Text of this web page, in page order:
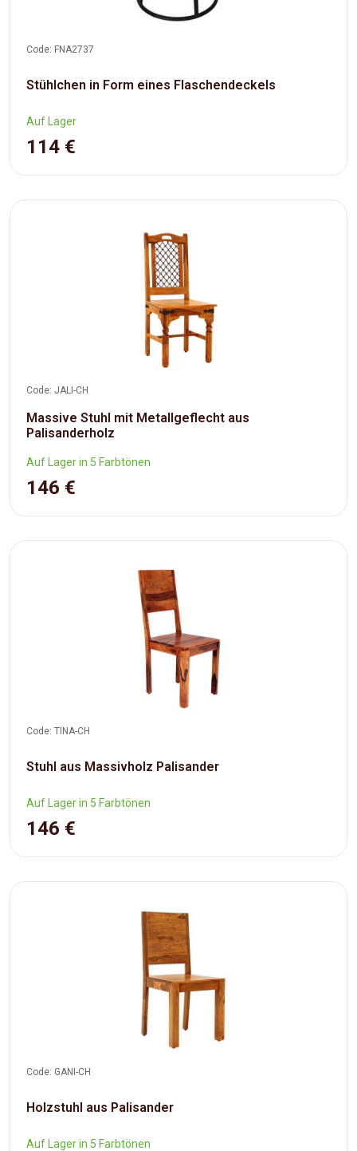
Code: FNA2737
Stühlchen in Form eines Flaschendeckels
Auf Lager
114 €
Code: JALI-CH
Massive Stuhl mit Metallgeflecht aus
Palisanderholz
Auf Lager in 5 Farbtönen
146 €
Code: TINA-CH
Stuhl aus Massivholz Palisander
Auf Lager in 5 Farbtönen
146 €
Code: GANI-CH
Holzstuhl aus Palisander
Auf Lager in 5 Farbtönen